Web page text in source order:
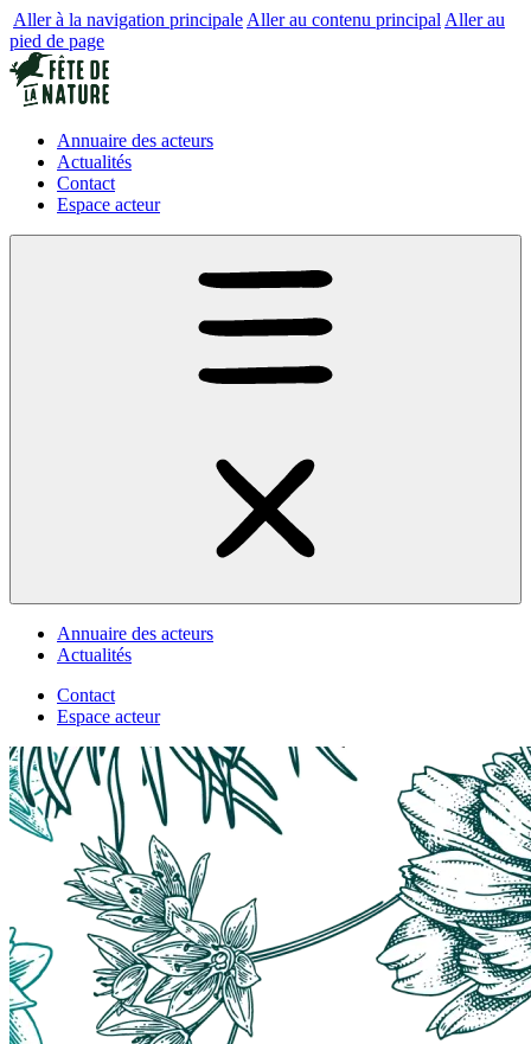
Aller à la navigation principale Aller au contenu principal Aller au
pied de page
Annuaire des acteurs
Actualités
Contact
Espace acteur
Annuaire des acteurs
Actualités
Contact
Espace acteur